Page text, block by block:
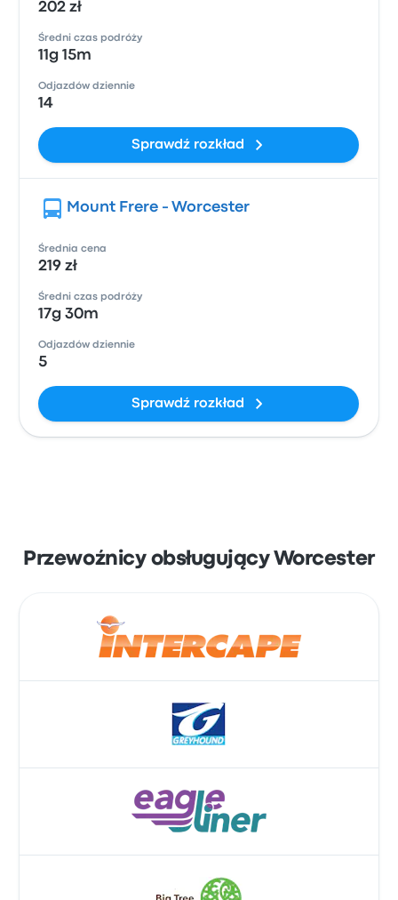
202 zł
Średni czas podróży
11g 15m
Odjazdów dziennie
14
Sprawdź rozkład
Mount Frere - Worcester
Średnia cena
219 zł
Średni czas podróży
17g 30m
Odjazdów dziennie
5
Sprawdź rozkład
Przewoźnicy obsługujący Worcester